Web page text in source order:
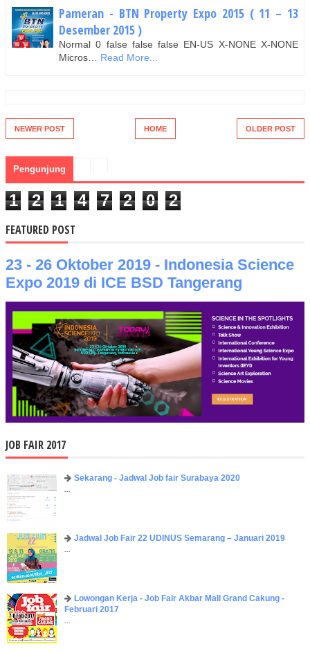
Pameran - BTN Property Expo 2015 ( 11 – 13
Desember 2015 )
Normal 0 false false false EN-US X-NONE X-NONE
Micros…
Read More...
NEWER POST OLDER POST
HOME
Pengunjung
1 2 1 4 7 2 0 2
FEATURED POST
23 - 26 Oktober 2019 - Indonesia Science
Expo 2019 di ICE BSD Tangerang
JOB FAIR 2017
Sekarang - Jadwal Job fair Surabaya 2020
...
Jadwal Job Fair 22 UDINUS Semarang – Januari 2019
...
Lowongan Kerja - Job Fair ​Akbar ​Mall Grand Cakung -
Februari 2017
...